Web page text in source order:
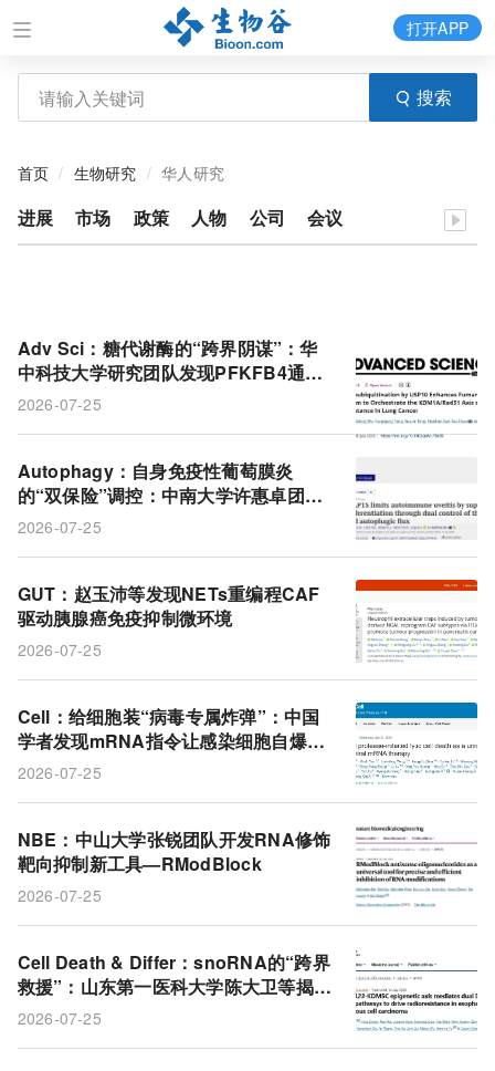
搜索
打开APP
首页 生物研究 华人研究
进展 市场 政策 人物 公司 会议
Adv Sci：糖代谢酶的“跨界阴谋”：华
中科技大学研究团队发现PFKFB4通过
尿素循环产物延胡索酸关掉组蛋白去甲
2026-07-25
Autophagy：自身免疫性葡萄膜炎
的“双保险”调控：中南大学许惠卓团队
发现MAP1S从转录和自噬两端压制Th1
2026-07-25
GUT：赵玉沛等发现NETs重编程CAF
驱动胰腺癌免疫抑制微环境
2026-07-25
Cell：给细胞装“病毒专属炸弹”：中国
学者发现mRNA指令让感染细胞自爆并
唤醒免疫大军
2026-07-25
NBE：中山大学张锐团队开发RNA修饰
靶向抑制新工具—RModBlock
2026-07-25
Cell Death & Differ：snoRNA的“跨界
救援”：山东第一医科大学陈大卫等揭示
SNORA23同时加速两条DNA修复通路
2026-07-25